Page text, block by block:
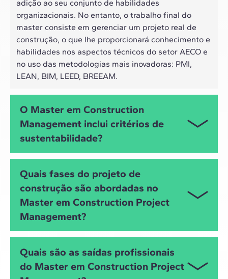
adição ao seu conjunto de habilidades
organizacionais. No entanto, o trabalho final do
master consiste em gerenciar um projeto real de
construção, o que lhe proporcionará conhecimento e
habilidades nos aspectos técnicos do setor AECO e
no uso das metodologias mais inovadoras: PMI,
LEAN, BIM, LEED, BREEAM.
O Master em Construction
Management inclui critérios de
sustentabilidade?
Gestão de Projetos de Construção
específicos que abordam as metodologias de
avaliação da sustentabilidade em obras (BREEAM
LEED,LCA...), ofacility management BIM
Lean Construction.
Quais fases do projeto de
construção são abordadas no
Master em Construction Project
Management?
de um projeto de construção de forma cronológica,
desde o início, planejamento e execução até o
Quais são as saídas profissionais
do Master em Construction Project